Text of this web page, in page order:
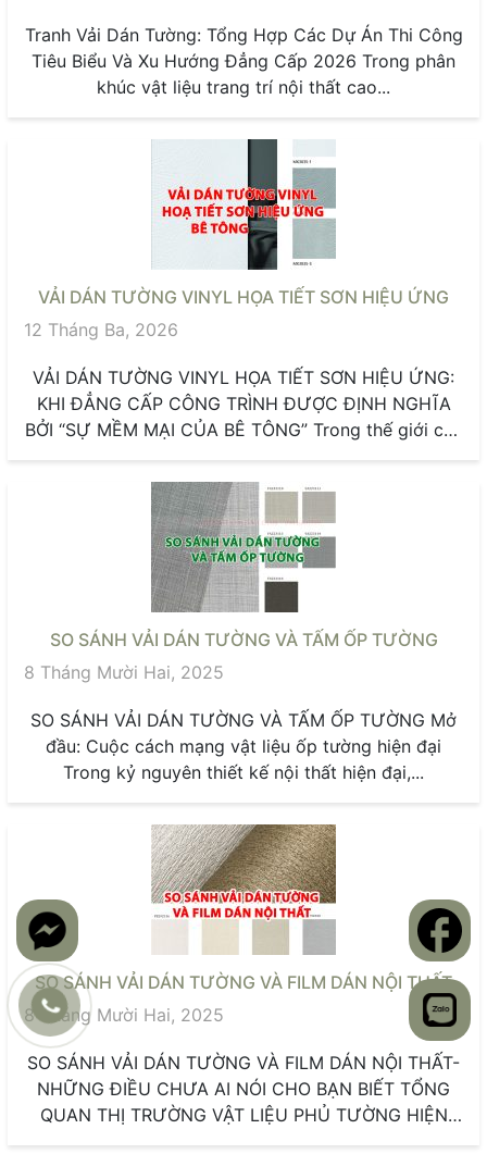
Tranh Vải Dán Tường: Tổng Hợp Các Dự Án Thi Công
Tiêu Biểu Và Xu Hướng Đẳng Cấp 2026 Trong phân
khúc vật liệu trang trí nội thất cao...
VẢI DÁN TƯỜNG VINYL HỌA TIẾT SƠN HIỆU ỨNG
12 Tháng Ba, 2026
VẢI DÁN TƯỜNG VINYL HỌA TIẾT SƠN HIỆU ỨNG:
KHI ĐẲNG CẤP CÔNG TRÌNH ĐƯỢC ĐỊNH NGHĨA
BỞI “SỰ MỀM MẠI CỦA BÊ TÔNG” Trong thế giới của
SO SÁNH VẢI DÁN TƯỜNG VÀ TẤM ỐP TƯỜNG
8 Tháng Mười Hai, 2025
SO SÁNH VẢI DÁN TƯỜNG VÀ TẤM ỐP TƯỜNG Mở
đầu: Cuộc cách mạng vật liệu ốp tường hiện đại
Trong kỷ nguyên thiết kế nội thất hiện đại,...
SO SÁNH VẢI DÁN TƯỜNG VÀ FILM DÁN NỘI THẤT
8 Tháng Mười Hai, 2025
SO SÁNH VẢI DÁN TƯỜNG VÀ FILM DÁN NỘI THẤT-
NHỮNG ĐIỀU CHƯA AI NÓI CHO BẠN BIẾT TỔNG
QUAN THỊ TRƯỜNG VẬT LIỆU PHỦ TƯỜNG HIỆN